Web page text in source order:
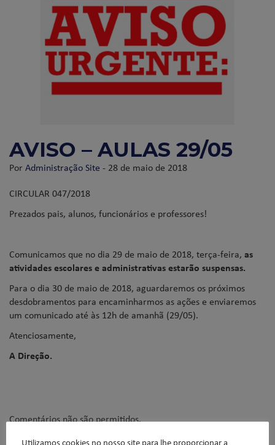
AVISO – AULAS 29/05
PorAdministração Site - 28 de maio de 2018
CIRCULAR 047/2018
Prezados pais, alunos, funcionários e professores!
Comunicamos que no dia 29 de maio de 2018, terça-feira, as
atividades escolares e administrativas estarão suspensas.
Para o dia 30 de maio de 2018, aguardaremos os próximos
desdobramentos para encaminharmos as ações e enviaremos
um comunicado até às 12h de amanhã (29/05).
Atenciosamente,
A Direção.
Comentários não são permitidos.
Utilizamos cookies no nosso site para lhe proporcionar a